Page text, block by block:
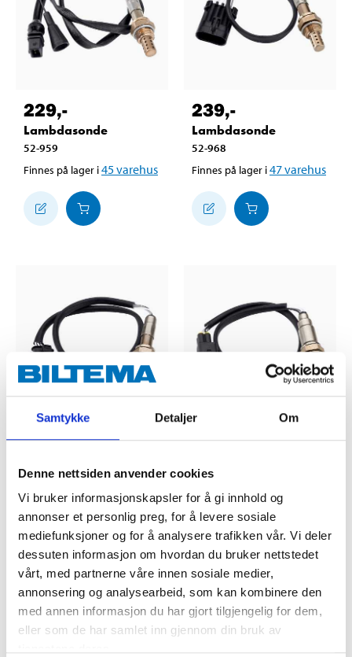
Samtykke Detaljer Om
Denne nettsiden anvender cookies
Vi bruker informasjonskapsler for å gi innhold og
annonser et personlig preg, for å levere sosiale
mediefunksjoner og for å analysere trafikken vår. Vi deler
dessuten informasjon om hvordan du bruker nettstedet
vårt, med partnerne våre innen sosiale medier,
annonsering og analysearbeid, som kan kombinere den
med annen informasjon du har gjort tilgjengelig for dem,
eller som de har samlet inn gjennom din bruk av
229,-
Lambdasonde
52-959
Finnes på lager i45varehus
239,-
Lambdasonde
52-968
Finnes på lager i47varehus
299,-
52-969
Finnes på lager i24varehus
269,-
52-965
Finnes på lager i 44